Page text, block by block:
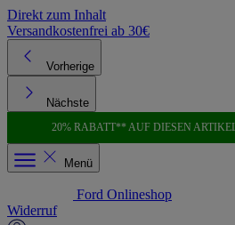
Direkt zum Inhalt
Versandkostenfrei ab 30€
Vorherige
Nächste
20% RABATT** AUF DIESEN
Menü
Ford Onlineshop
Widerruf